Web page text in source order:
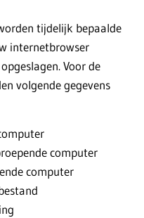
tijdelijk bepaalde
internetbrowser
Voor de
volgende gegevens
computer
computer